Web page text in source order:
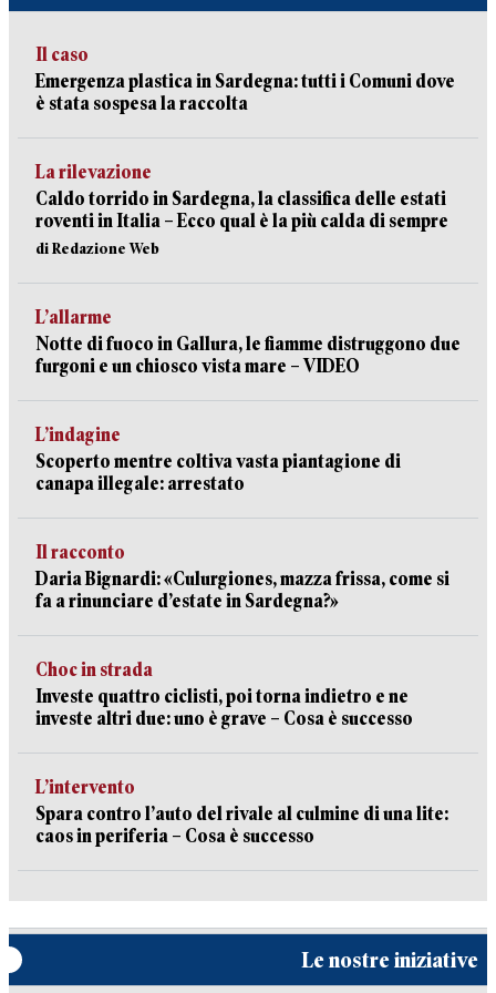
Il caso
Emergenza plastica in Sardegna: tutti i Comuni dove
è stata sospesa la raccolta
La rilevazione
Caldo torrido in Sardegna, la classifica delle estati
roventi in Italia – Ecco qual è la più calda di sempre
di Redazione Web
L’allarme
Notte di fuoco in Gallura, le fiamme distruggono due
furgoni e un chiosco vista mare – VIDEO
L’indagine
Scoperto mentre coltiva vasta piantagione di
canapa illegale: arrestato
Il racconto
Daria Bignardi: «Culurgiones, mazza frissa, come si
fa a rinunciare d’estate in Sardegna?»
Choc in strada
Investe quattro ciclisti, poi torna indietro e ne
investe altri due: uno è grave – Cosa è successo
L’intervento
Spara contro l’auto del rivale al culmine di una lite:
caos in periferia – Cosa è successo
Le nostre iniziative